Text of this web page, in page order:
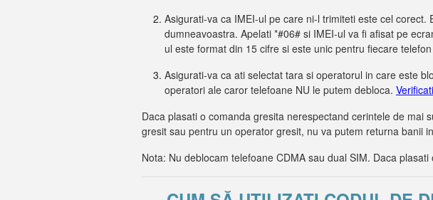
Asigurati-va ca IMEI-ul pe care ni-l trimiteti este cel
dumneavoastra. Apelati *#06# si IMEI-ul va fi afisat pe
ul este format din 15 cifre si este unic pentru fiecare
Asigurati-va ca ati selectat tara si operatorul in care este
operatori ale caror telefoane NU le putem debloca.
Daca plasati o comanda gresita nerespectand cerintele de mai
gresit sau pentru un operator gresit, nu va putem returna banii
Nota: Nu deblocam telefoane CDMA sau dual SIM. Daca